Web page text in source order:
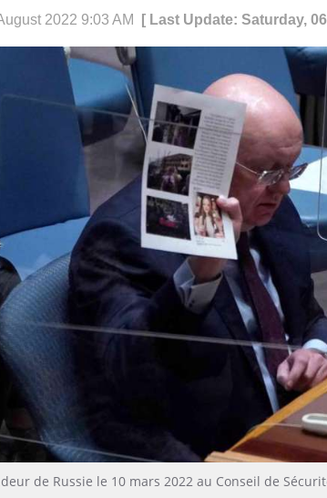
2022 9:03 AM [ Last Update: Saturday,
de Russie le 10 mars 2022 au Conseil de